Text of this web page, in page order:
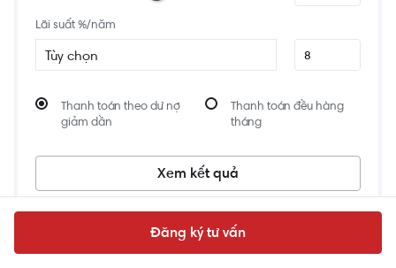
Lãi suất %/năm
Tùy chọn
Thanh toán theo dư nợ
giảm dần
Thanh toán đều hàng
tháng
Xem kết quả
Đăng ký tư vấn